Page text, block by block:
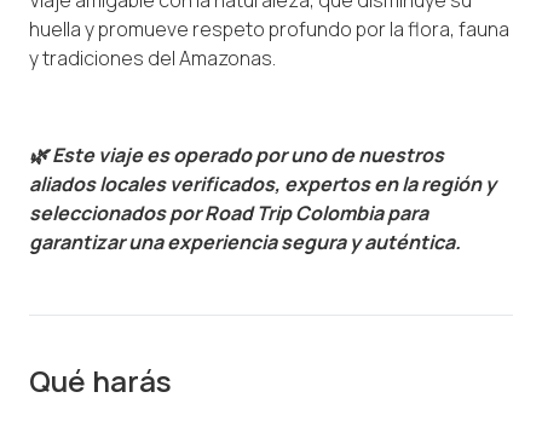
huella y promueve respeto profundo por la flora, fauna
y tradiciones del Amazonas.
🌿 Este viaje es operado por uno de nuestros
aliados locales verificados, expertos en la región y
seleccionados por Road Trip Colombia para
garantizar una experiencia segura y auténtica.
Qué harás